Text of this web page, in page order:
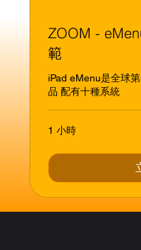
ZOOM -
範
iPad eMenu是全球
品 配有十種系統
1 小時